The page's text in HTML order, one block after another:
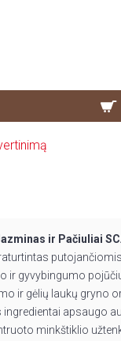
ir Pačiuliai
ir gyvybingumo
ir gėlių laukų gryno
apsaugo
minkštiklio